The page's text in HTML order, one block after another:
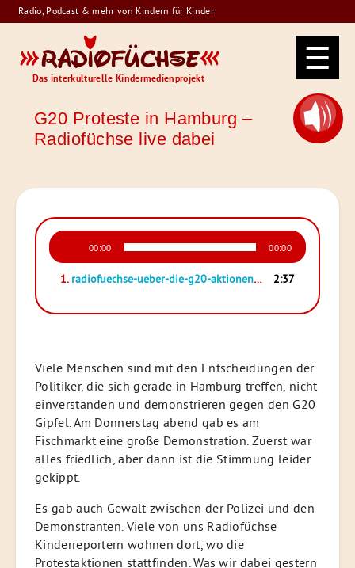
Skip
to
Radio, Podcast & mehr von Kindern für Kinder
Radiofüchse
Das interkulturelle Kindermedienprojekt
G20 Proteste in Hamburg –
Radiofüchse live dabei
Audio-
Player
00:00 00:00
1. radiofuechse-ueber-die-g20-aktionen-inhamburg 2:37
Viele Menschen sind mit den Entscheidungen der
Politiker, die sich gerade in Hamburg treffen, nicht
einverstanden und demonstrieren gegen den G20
Gipfel. Am Donnerstag abend gab es am
Fischmarkt eine große Demonstration. Zuerst war
alles friedlich, aber dann ist die Stimmung leider
gekippt.
Es gab auch Gewalt zwischen der Polizei und den
Demonstranten. Viele von uns Radiofüchse
Kinderreportern wohnen dort, wo die
Protestaktionen stattfinden. Was wir dabei gestern